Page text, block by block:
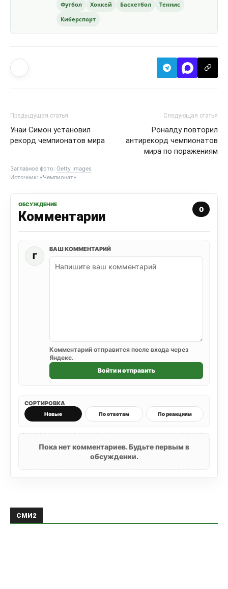
Футбол Хоккей Баскетбол
Теннис
Киберспорт
Предыдущая статья
Унаи Симон установил
рекорд чемпионатов мира
Следующая статья
Роналду повторил
антирекорд чемпионатов
мира по поражениям
Заглавное фото: Getty Images
Источник: «Чемпионат»
ОБСУЖДЕНИЕ
Комментарии 0
Г
ВАШ КОММЕНТАРИЙ
Комментарий отправится после входа через
Яндекс.
Войти и отправить
СОРТИРОВКА
Новые По ответам По реакциям
Пока нет комментариев. Будьте первым в
обсуждении.
СМИ2